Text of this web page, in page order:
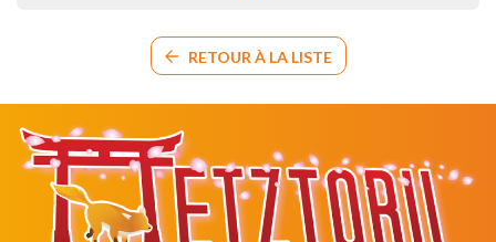
RETOUR À LA LISTE